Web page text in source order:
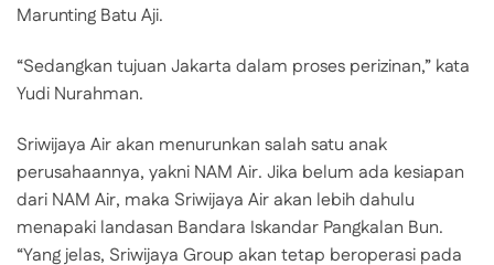
Marunting Batu Aji.
“Sedangkan tujuan Jakarta dalam proses perizinan,” kata
Yudi Nurahman.
Sriwijaya Air akan menurunkan salah satu anak
perusahaannya, yakni NAM Air. Jika belum ada kesiapan
dari NAM Air, maka Sriwijaya Air akan lebih dahulu
menapaki landasan Bandara Iskandar Pangkalan Bun.
“Yang jelas, Sriwijaya Group akan tetap beroperasi pada